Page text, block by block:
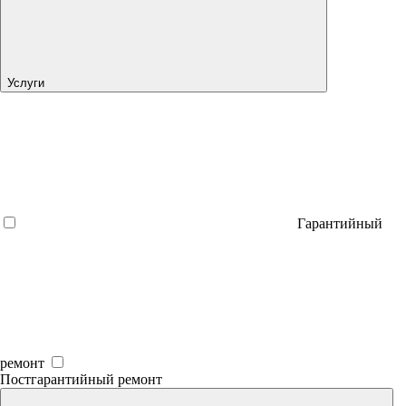
Услуги
Гарантийный
ремонт
Постгарантийный ремонт